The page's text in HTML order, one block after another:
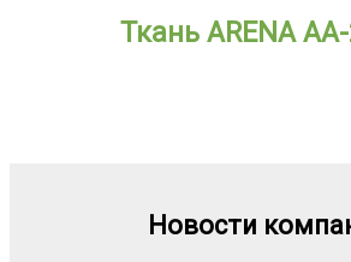
Ткань ARENA
Новости